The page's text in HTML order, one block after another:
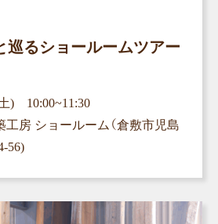
巡るショールームツアー
) 10:00~11:30
工房 ショールーム（倉敷市児島
56)